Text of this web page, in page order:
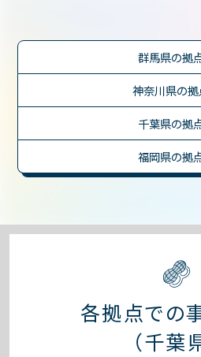
群馬県の拠
神奈川県の拠
千葉県の拠
福岡県の拠
各拠点での
（千葉